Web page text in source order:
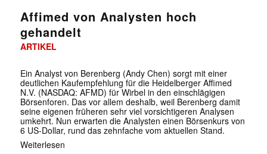
Affimed von Analysten hoch
gehandelt
ARTIKEL
Ein Analyst von Berenberg (Andy Chen) sorgt mit einer
deutlichen Kaufempfehlung für die Heidelberger Affimed
N.V. (NASDAQ: AFMD) für Wirbel in den einschlägigen
Börsenforen. Das vor allem deshalb, weil Berenberg damit
seine eigenen früheren sehr viel vorsichtigeren Analysen
umkehrt. Nun erwarten die Analysten einen Börsenkurs von
6 US-Dollar, rund das zehnfache vom aktuellen Stand.
Weiterlesen